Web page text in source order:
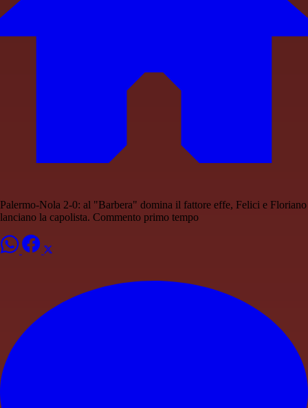
Palermo-Nola 2-0: al "Barbera" domina il fattore effe, Felici e Floriano
lanciano la capolista. Commento primo tempo